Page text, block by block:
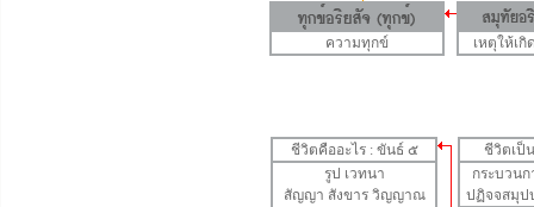
ความทุกข์ เหตุให้เ
ชีวิตคืออะไร : ขันธ์ ๕
รูป เวทนา
สัญญา สังขาร วิญญาณ
ชีวิตเป็
กระบวน
ปฏิจจสมุป